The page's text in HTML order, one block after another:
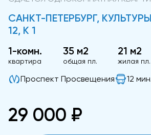
САНКТ-ПЕТЕРБУРГ,
12, К 1
1-комн.
квартира
35 м2
общая пл.
21 м2
жилая пл.
Проспект Просвещения 12
29 000 ₽